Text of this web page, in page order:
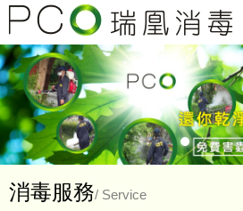
消毒服務/ Service